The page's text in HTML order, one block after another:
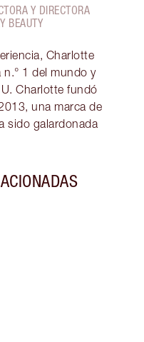
Y DIRECTORA
BEAUTY
Charlotte
n.° 1 del mundo y
Charlotte fundó
una marca de
sido galardonada